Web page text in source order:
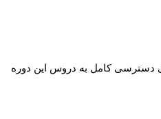
کامل به دروس این دوره